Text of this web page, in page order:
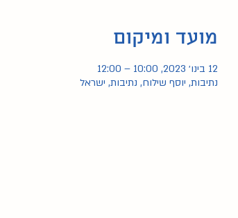
מועד ומיקום
12 בינו׳ 2023, 10:00 – 12:00
נתיבות, יוסף שילוח‬‎, נתיבות, ישראל